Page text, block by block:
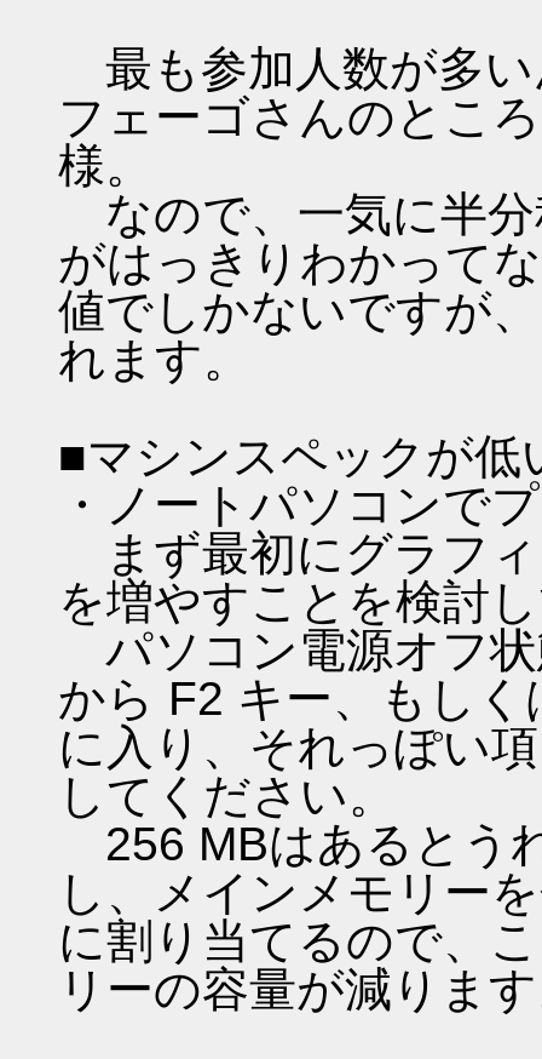
最も参加人数が多
フェーゴさんのとこ
様。
なので、一気に半
がはっきりわかって
値でしかないですが
れます。
■マシンスペックが低
・ノートパソコンで
まず最初にグラフ
を増やすことを検討
パソコン電源オフ
から F2 キー、もし
に入り、それっぽい
してください。
256 MBはあるとう
し、メインメモリー
に割り当てるので、
リーの容量が減りま